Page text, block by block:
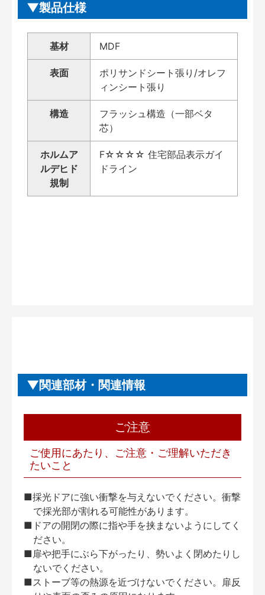
製品仕様
基材 MDF
表面
ポリサンドシート張り/オレフ
ィンシート張り
構造
フラッシュ構造（一部ベタ
芯）
ホルムア
ルデヒド
規制
F☆☆☆☆ 住宅部品表示ガイ
ドライン
関連部材・関連情報
ご注意
ご使用にあたり、ご注意・ご理解いただき
たいこと
■採光ドアに強い衝撃を与えないでください。衝撃
で採光部が割れる可能性があります。
■ドアの開閉の際に指や手を挟まないようにしてく
ださい。
■扉や把手にぶら下がったり、勢いよく閉めたりし
ないでください。
■ストーブ等の熱源を近づけないでください。扉反